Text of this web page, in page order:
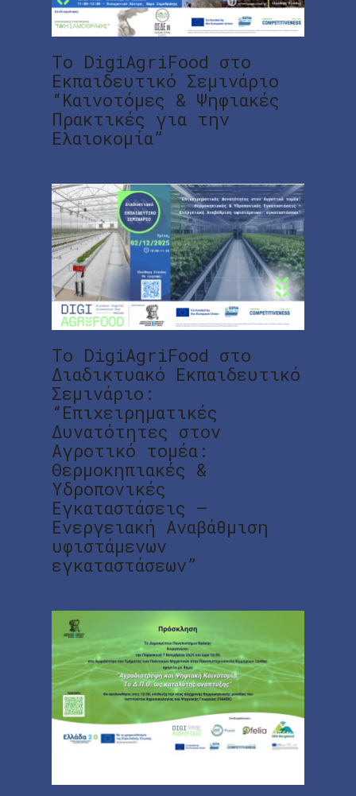
Το DigiAgriFood στο
Εκπαιδευτικό Σεμινάριο
“Καινοτόμες & Ψηφιακές
Πρακτικές για την
Ελαιοκομία”
Το DigiAgriFood στο
Διαδικτυακό Εκπαιδευτικό
Σεμινάριο:
“Επιχειρηματικές
Δυνατότητες στον
Αγροτικό τομέα:
Θερμοκηπιακές &
Υδροπονικές
Εγκαταστάσεις –
Ενεργειακή Αναβάθμιση
υφιστάμενων
εγκαταστάσεων”